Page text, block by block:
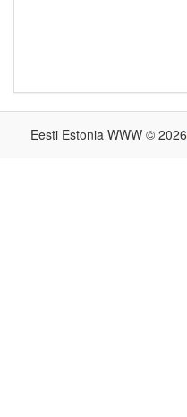
Eesti Estonia WWW © 2026